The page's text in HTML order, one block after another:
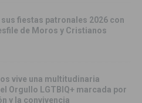
fiestas patronales 2026 con
de Moros y Cristianos
vive una multitudinaria
Orgullo LGTBIQ+ marcada por
y la convivencia